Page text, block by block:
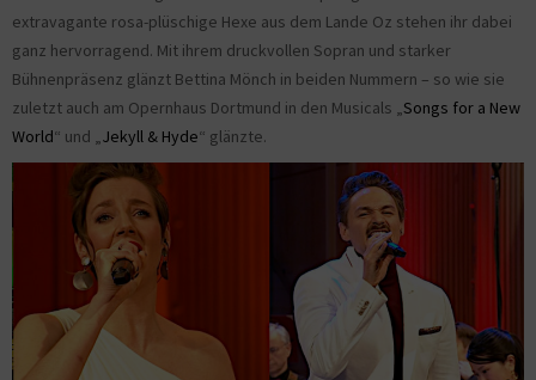
extravagante rosa-plüschige Hexe aus dem Lande Oz stehen ihr dabei
ganz hervorragend. Mit ihrem druckvollen Sopran und starker
Bühnenpräsenz glänzt Bettina Mönch in beiden Nummern – so wie sie
zuletzt auch am Opernhaus Dortmund in den Musicals „Songs for a New
World“ und „Jekyll & Hyde“ glänzte.